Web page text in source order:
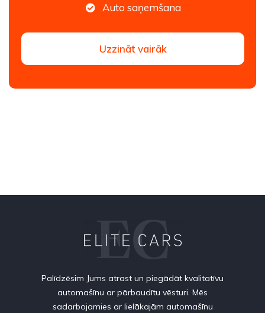
Auto saņemšana
Uzzināt vairāk
Palīdzēsim Jums atrast un piegādāt kvalitatīvu
automašīnu ar pārbaudītu vēsturi. Mēs
sadarbojamies ar lielākajām automašīnu